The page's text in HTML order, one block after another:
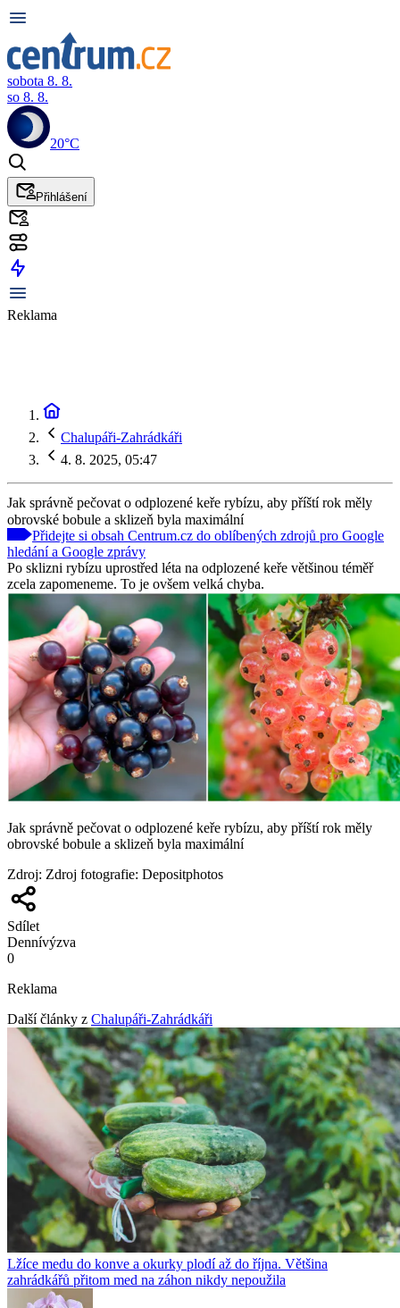
sobota 8. 8.
so 8. 8.
20°C
Přihlášení
Reklama
Chalupáři-Zahrádkáři
4. 8. 2025, 05:47
Jak správně pečovat o odplozené keře rybízu, aby příští rok měly
obrovské bobule a sklizeň byla maximální
Přidejte si obsah Centrum.cz do oblíbených zdrojů pro Google
hledání a Google zprávy
Po sklizni rybízu uprostřed léta na odplozené keře většinou téměř
zcela zapomeneme. To je ovšem velká chyba.
Jak správně pečovat o odplozené keře rybízu, aby příští rok měly
obrovské bobule a sklizeň byla maximální
Zdroj: Zdroj fotografie: Depositphotos
Sdílet
Dennívýzva
0
Reklama
Další články z Chalupáři-Zahrádkáři
Lžíce medu do konve a okurky plodí až do října. Většina
zahrádkářů přitom med na záhon nikdy nepoužila